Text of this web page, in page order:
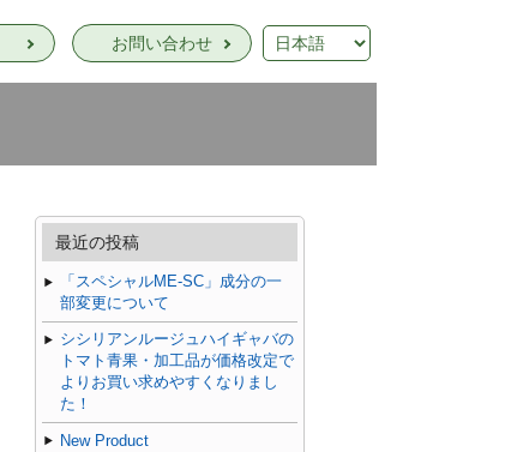
お問い合わせ
最近の投稿
「スペシャルME-SC」成分の一
部変更について
シシリアンルージュハイギャバの
トマト青果・加工品が価格改定で
よりお買い求めやすくなりまし
た！
New Product